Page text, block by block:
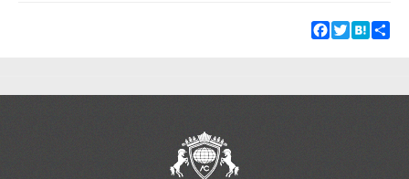
Facebook
TwitterHatena